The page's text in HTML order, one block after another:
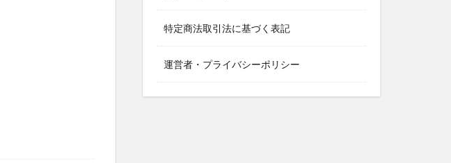
特定商法取引法に基づく表記
運営者・プライバシーポリシー